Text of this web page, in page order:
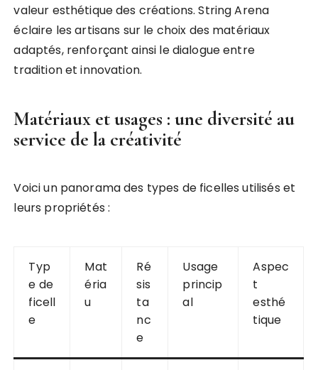
valeur esthétique des créations. String Arena
éclaire les artisans sur le choix des matériaux
adaptés, renforçant ainsi le dialogue entre
tradition et innovation.
Matériaux et usages : une diversité au
service de la créativité
Voici un panorama des types de ficelles utilisés et
leurs propriétés :
Typ
e de
ficell
e
Mat
éria
u
Ré
sis
ta
nc
e
Usage
princip
al
Aspec
t
esthé
tique